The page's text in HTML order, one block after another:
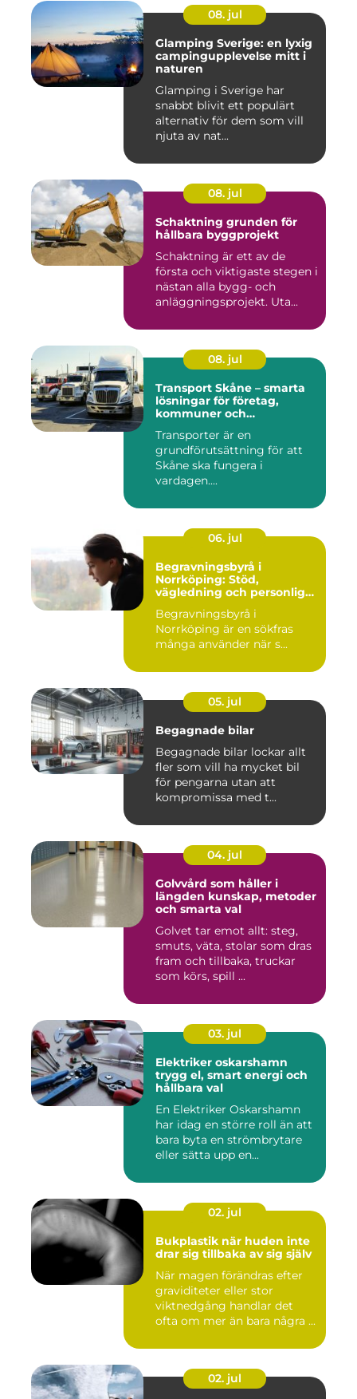
08. jul
Glamping Sverige: en lyxig
campingupplevelse mitt i
naturen
Glamping i Sverige har
snabbt blivit ett populärt
alternativ för dem som vill
njuta av nat...
08. jul
Schaktning grunden för
hållbara byggprojekt
Schaktning är ett av de
första och viktigaste stegen i
nästan alla bygg- och
anläggningsprojekt. Uta...
08. jul
Transport Skåne – smarta
lösningar för företag,
kommuner och
Transporter är en
grundförutsättning för att
Skåne ska fungera i
vardagen....
06. jul
Begravningsbyrå i
Norrköping: Stöd,
vägledning och personliga
Begravningsbyrå i
Norrköping är en sökfras
många använder när s...
05. jul
Begagnade bilar
Begagnade bilar lockar allt
fler som vill ha mycket bil
för pengarna utan att
kompromissa med t...
04. jul
Golvvård som håller i
längden kunskap, metoder
och smarta val
Golvet tar emot allt: steg,
smuts, väta, stolar som dras
fram och tillbaka, truckar
som körs, spill ...
03. jul
Elektriker oskarshamn
trygg el, smart energi och
hållbara val
En Elektriker Oskarshamn
har idag en större roll än att
bara byta en strömbrytare
eller sätta upp en...
02. jul
Bukplastik när huden inte
drar sig tillbaka av sig själv
När magen förändras efter
graviditeter eller stor
viktnedgång handlar det
ofta om mer än bara några ...
02. jul